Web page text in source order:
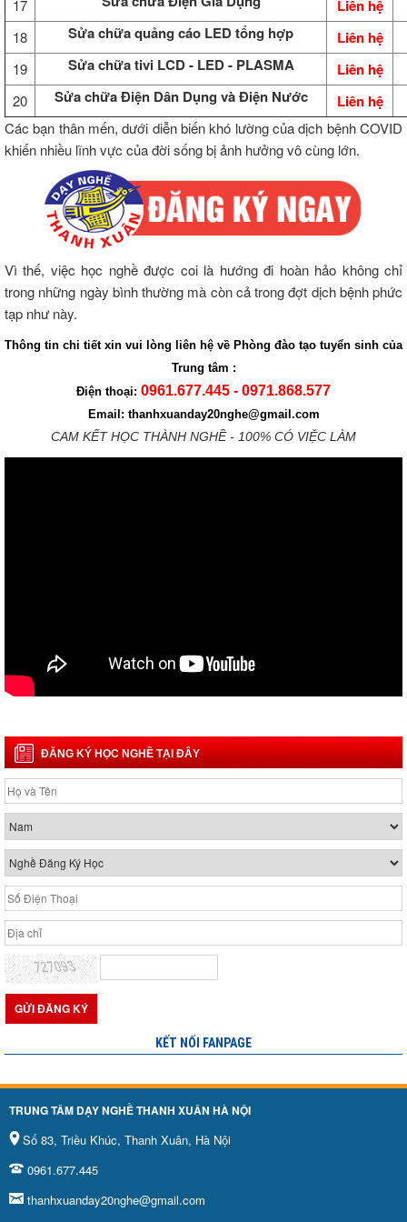
17 Liên hệ
18 Sửa chữa quảng cáo LED tổng hợp Liên hệ
19 Sửa chữa tivi LCD - LED - PLASMA Liên hệ
20 Sửa chữa Điện Dân Dụng và Điện Nước Liên hệ
Các bạn thân mến, dưới diễn biến khó lường của dịch bệnh COVID
khiến nhiều lĩnh vực của đời sống bị ảnh hưởng vô cùng lớn.
Vì thế, việc học nghề được coi là hướng đi hoàn hảo không chỉ
trong những ngày bình thường mà còn cả trong đợt dịch bệnh phức
tạp như này.
Thông tin chi tiết xin vui lòng liên hệ về Phòng đào tạo tuyển sinh của
Trung tâm :
Điện thoại: 0961.677.445 - 0971.868.577
Email: thanhxuanday20nghe@gmail.com
CAM KẾT HỌC THÀNH NGHỀ - 100% CÓ VIỆC LÀM
ĐĂNG KÝ HỌC NGHỀ TẠI ĐÂY
KẾT NỐI FANPAGE
TRUNG TÂM DẠY NGHỀ THANH XUÂN HÀ NỘI
Số 83, Triều Khúc, Thanh Xuân, Hà Nội
0961.677.445
thanhxuanday20nghe@gmail.com